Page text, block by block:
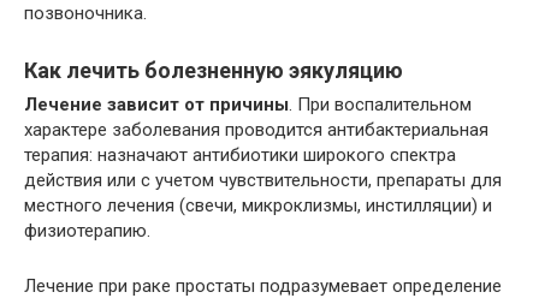
позвоночника.
Как лечить болезненную эякуляцию
Лечение зависит от причины . При воспалительном
характере заболевания проводится антибактериальная
терапия: назначают антибиотики широкого спектра
действия или с учетом чувствительности, препараты для
местного лечения (свечи, микроклизмы, инстилляции) и
физиотерапию.
Лечение при раке простаты подразумевает определение